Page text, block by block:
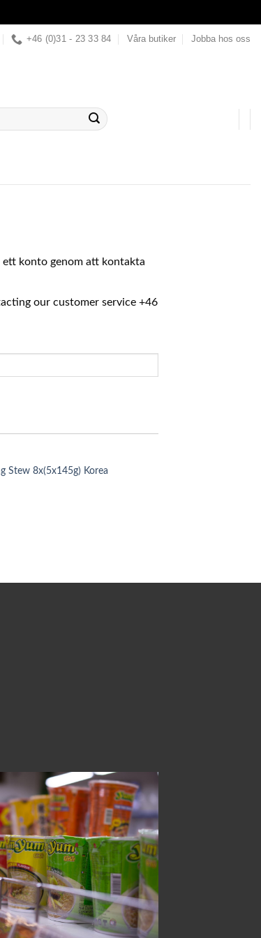
+46 (0)31 - 23 33 84 Våra butiker Jobba hos oss
ett konto genom att kontakta
our customer service +46
Stew 8x(5x145g) Korea